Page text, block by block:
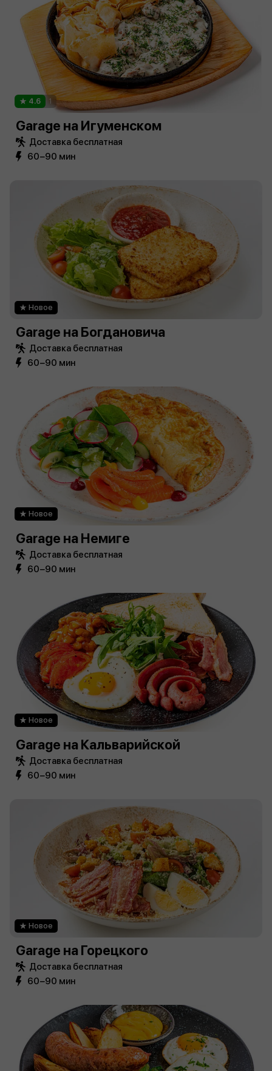
4.6 1
Garage на Игуменском
Доставка бесплатная
60−90 мин
Новое
Garage на Богдановича
Доставка бесплатная
60−90 мин
Новое
Garage на Немиге
Доставка бесплатная
60−90 мин
Новое
Garage на Кальварийской
Доставка бесплатная
60−90 мин
Новое
Garage на Горецкого
Доставка бесплатная
60−90 мин